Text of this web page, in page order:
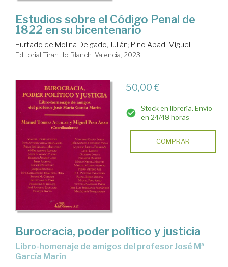
Estudios sobre el Código Penal de
1822 en su bicentenario
Hurtado de Molina Delgado, Julián; Pino Abad, Miguel
Editorial Tirant lo Blanch. Valencia, 2023
50,00 €
Stock en librería. Envío
en 24/48 horas
COMPRAR
Burocracia, poder político y justicia
libro-homenaje de amigos del profesor José Mª
García Marín